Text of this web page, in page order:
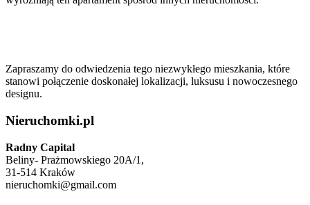
Zapraszamy do odwiedzenia tego niezwykłego mieszkania, które
stanowi połączenie doskonałej lokalizacji, luksusu i nowoczesnego
designu.
Nieruchomki.pl
Radny Capital
Beliny- Prażmowskiego 20A/1,
31-514 Kraków
nieruchomki@gmail.com